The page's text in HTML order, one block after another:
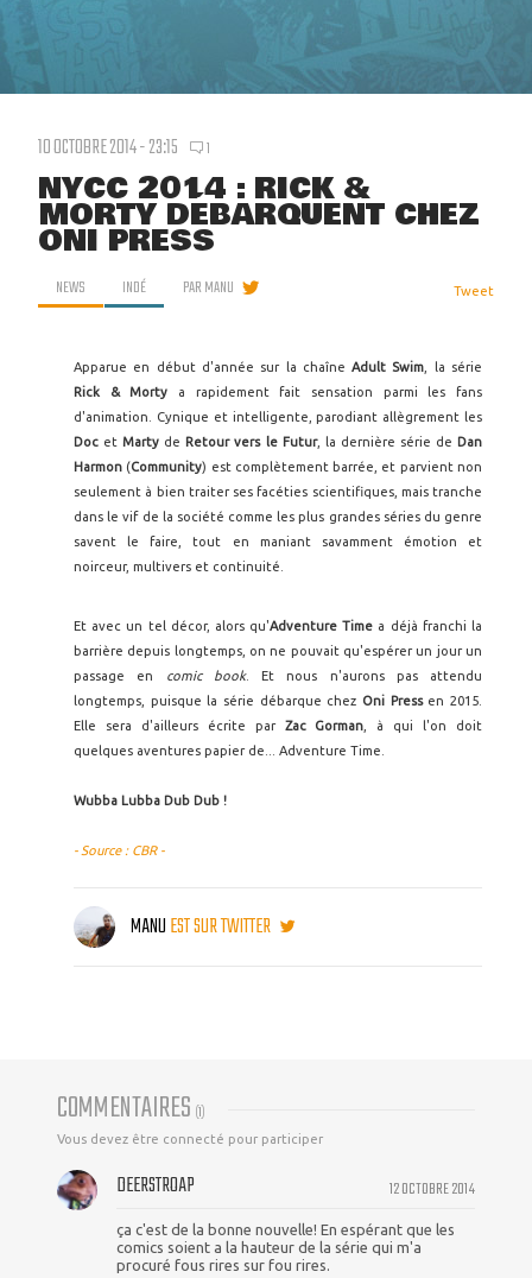
10 OCTOBRE 2014 - 23:15 1
NYCC 2014 : RICK &
MORTY DÉBARQUENT CHEZ
ONI PRESS
NEWS INDÉ PARMANU Tweet
Apparue en début d'année sur la chaîneAdult Swim , la série
Rick & Morty a rapidement fait sensation parmi les fans
d'animation. Cynique et intelligente, parodiant allègrement les
Doc etMarty de Retour vers le Futur, la dernière série de Dan
Harmon (Community) est complètement barrée, et parvient non
seulement à bien traiter ses facéties scientifiques, mais tranche
dans le vif de la société comme les plus grandes séries du genre
savent le faire, tout en maniant savamment émotion et
noirceur, multivers et continuité.
Et avec un tel décor, alors qu'Adventure Time a déjà franchi la
barrière depuis longtemps, on ne pouvait qu'espérer un jour un
passage en
comic book. Et nous n'aurons pas attendu
longtemps, puisque la série débarque chez Oni Pressen 2015.
Elle sera d'ailleurs écrite par Zac Gorman , à qui l'on doit
quelques aventures papier de... Adventure Time.
Wubba Lubba Dub Dub !
- Source : CBR -
MANUEST SUR TWITTER
COMMENTAIRES (1)
Vous devez être connecté pour participer
12 OCTOBRE 2014
DEERSTROAP
ça c'est de la bonne nouvelle! En espérant que les
comics soient a la hauteur de la série qui m'a
procuré fous rires sur fou rires.